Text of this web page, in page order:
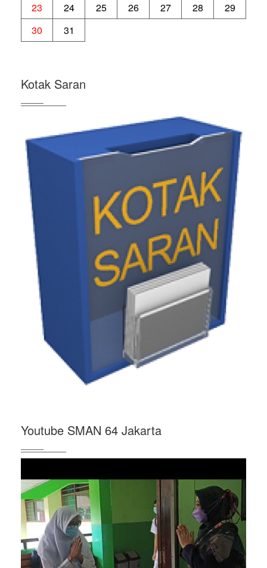
23 24 25 26 27 28
29
30
31
Kotak Saran
Youtube SMAN 64 Jakarta